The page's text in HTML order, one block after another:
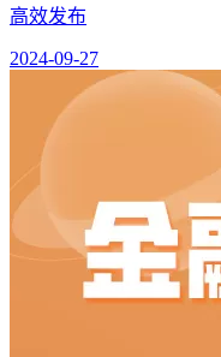
高效发布
2024-09-27